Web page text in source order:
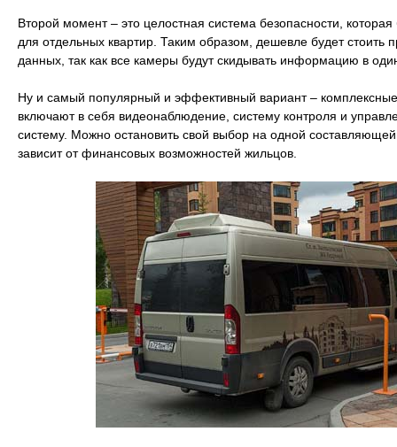
Второй момент – это целостная система безопасности,
для отдельных квартир. Таким образом, дешевле будет стоить
данных, так как все камеры будут скидывать информацию в
Ну и самый популярный и эффективный вариант –
включают в себя видеонаблюдение, систему контроля и
систему. Можно остановить свой выбор на одной
зависит от финансовых возможностей жильцов.